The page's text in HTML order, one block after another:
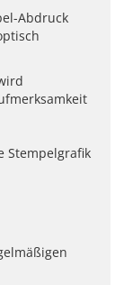
Abdruck
Stempelgrafik